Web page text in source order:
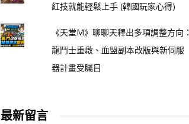
紅技就能輕鬆上手 (韓國玩家心得)
《天堂M》聊聊天釋出多項調整方向：
龍鬥士重啟、血盟副本改版與新伺服
器計畫受矚目
最新留言